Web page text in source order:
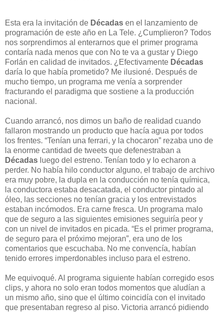
Esta era la invitación de Décadas en el lanzamiento de
programación de este año en La Tele. ¿Cumplieron? Todos
nos sorprendimos al enterarnos que el primer programa
contaría nada menos que con No te va a gustar y Diego
Forlán en calidad de invitados. ¿Efectivamente Décadas
daría lo que había prometido? Me ilusioné. Después de
mucho tiempo, un programa me venía a sorprender
fracturando el paradigma que sostiene a la producción
nacional.
Cuando arrancó, nos dimos un baño de realidad cuando
fallaron mostrando un producto que hacía agua por todos
los frentes. “Tenían una ferrari, y la chocaron” rezaba uno de
la enorme cantidad de tweets que defenestraban a
Décadas luego del estreno. Tenían todo y lo echaron a
perder. No había hilo conductor alguno, el trabajo de archivo
era muy pobre, la dupla en la conducción no tenía química,
la conductora estaba desacatada, el conductor pintado al
óleo, las secciones no tenían gracia y los entrevistados
estaban incómodos. Era carne fresca. Un programa malo
que de seguro a las siguientes emisiones seguiría peor y
con un nivel de invitados en picada. “Es el primer programa,
de seguro para el próximo mejoran”, era uno de los
comentarios que escuchaba. No me convencía, habían
tenido errores imperdonables incluso para el estreno.
Me equivoqué. Al programa siguiente habían corregido esos
clips, y ahora no solo eran todos momentos que aludían a
un mismo año, sino que el último coincidía con el invitado
que presentaban regreso al piso. Victoria arrancó pidiendo